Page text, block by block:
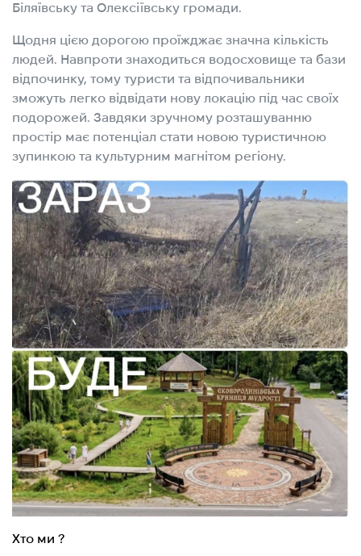
Біляївську та Олексіївську громади.
Щодня цією дорогою проїжджає значна кількість
людей. Навпроти знаходиться водосховище та бази
відпочинку, тому туристи та відпочивальники
зможуть легко відвідати нову локацію під час своїх
подорожей. Завдяки зручному розташуванню
простір має потенціал стати новою туристичною
зупинкою та культурним магнітом регіону.
Хто ми ?